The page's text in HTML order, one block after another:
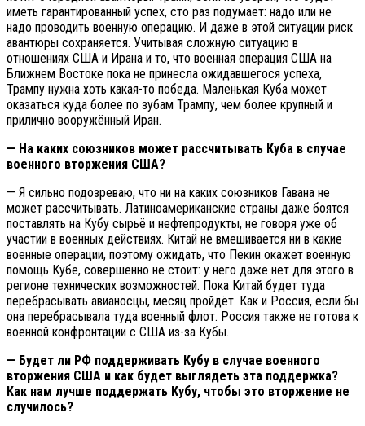
иметь гарантированный успех, сто раз подумает: надо или не
надо проводить военную операцию. И даже в этой ситуации риск
авантюры сохраняется. Учитывая сложную ситуацию в
отношениях США и Ирана и то, что военная операция США на
Ближнем Востоке пока не принесла ожидавшегося успеха,
Трампу нужна хоть какая-то победа. Маленькая Куба может
оказаться куда более по зубам Трампу, чем более крупный и
прилично вооружённый Иран.
— На каких союзников может рассчитывать Куба в случае
военного вторжения США?
— Я сильно подозреваю, что ни на каких союзников Гавана не
может рассчитывать. Латиноамериканские страны даже боятся
поставлять на Кубу сырьё и нефтепродукты, не говоря уже об
участии в военных действиях. Китай не вмешивается ни в какие
военные операции, поэтому ожидать, что Пекин окажет военную
помощь Кубе, совершенно не стоит: у него даже нет для этого в
регионе технических возможностей. Пока Китай будет туда
перебрасывать авианосцы, месяц пройдёт. Как и Россия, если бы
она перебрасывала туда военный флот. Россия также не готова к
военной конфронтации с США из-за Кубы.
— Будет ли РФ поддерживать Кубу в случае военного
вторжения США и как будет выглядеть эта поддержка?
Как нам лучше поддержать Кубу, чтобы это вторжение не
случилось?